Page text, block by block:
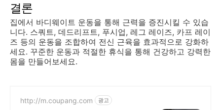
결론
집에서 바디웨이트 운동을 통해 근력을 증진시킬 수 있습
니다. 스쿼트, 데드리프트, 푸시업, 레그 레이즈, 카프 레이
즈 등의 운동을 조합하여 전신 근육을 효과적으로 강화하
세요. 꾸준한 운동과 적절한 휴식을 통해 건강하고 강력한
몸을 만들어보세요.
http://m.coupang.com 광고